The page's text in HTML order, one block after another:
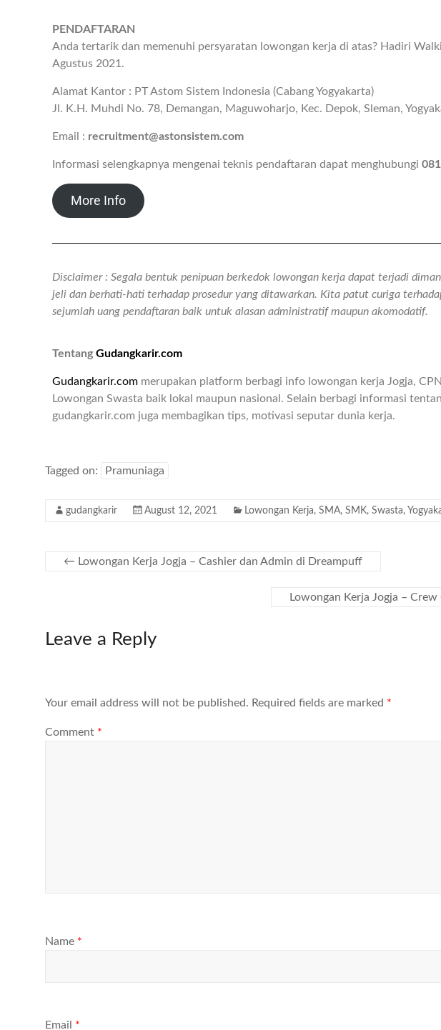
PENDAFTARAN
Anda tertarik dan memenuhi persyaratan lowongan kerja di atas? Hadiri
Agustus 2021.
Alamat Kantor : PT Astom Sistem Indonesia (Cabang Yogyakarta)
Jl. K.H. Muhdi No. 78, Demangan, Maguwoharjo, Kec. Depok, Sleman,
Email : recruitment@astonsistem.com
Informasi selengkapnya mengenai teknis pendaftaran dapat menghubungi
More Info
Disclaimer : Segala bentuk penipuan berkedok lowongan kerja dapat terjadi
jeli dan berhati-hati terhadap prosedur yang ditawarkan. Kita patut curiga
sejumlah uang pendaftaran baik untuk alasan administratif maupun akomodatif.
Tentang Gudangkarir.com
Gudangkarir.com merupakan platform berbagi info lowongan kerja Jogja,
Lowongan Swasta baik lokal maupun nasional. Selain berbagi informasi
gudangkarir.com juga membagikan tips, motivasi seputar dunia kerja.
Tagged on: Pramuniaga
gudangkarir August 12, 2021 Lowongan Kerja, SMA, SMK, Swasta,
← Lowongan Kerja Jogja – Cashier dan Admin di Dreampuff
Lowongan Kerja Jogja –
Leave a Reply
Your email address will not be published. Required fields are marked *
Comment *
Name *
Email *